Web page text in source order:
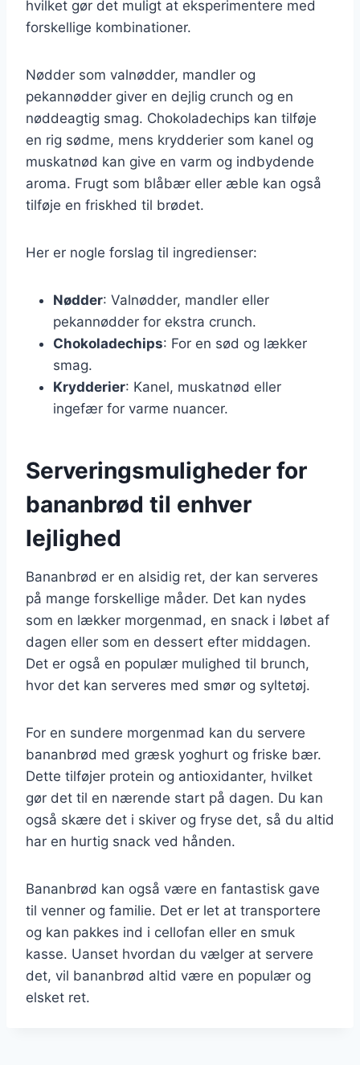
hvilket gør det muligt at eksperimentere med
forskellige kombinationer.
Nødder som valnødder, mandler og
pekannødder giver en dejlig crunch og en
nøddeagtig smag. Chokoladechips kan tilføje
en rig sødme, mens krydderier som kanel og
muskatnød kan give en varm og indbydende
aroma. Frugt som blåbær eller æble kan også
tilføje en friskhed til brødet.
Her er nogle forslag til ingredienser:
Nødder: Valnødder, mandler eller
pekannødder for ekstra crunch.
Chokoladechips: For en sød og lækker
smag.
Krydderier: Kanel, muskatnød eller
ingefær for varme nuancer.
Serveringsmuligheder for
bananbrød til enhver
lejlighed
Bananbrød er en alsidig ret, der kan serveres
på mange forskellige måder. Det kan nydes
som en lækker morgenmad, en snack i løbet af
dagen eller som en dessert efter middagen.
Det er også en populær mulighed til brunch,
hvor det kan serveres med smør og syltetøj.
For en sundere morgenmad kan du servere
bananbrød med græsk yoghurt og friske bær.
Dette tilføjer protein og antioxidanter, hvilket
gør det til en nærende start på dagen. Du kan
også skære det i skiver og fryse det, så du altid
har en hurtig snack ved hånden.
Bananbrød kan også være en fantastisk gave
til venner og familie. Det er let at transportere
og kan pakkes ind i cellofan eller en smuk
kasse. Uanset hvordan du vælger at servere
det, vil bananbrød altid være en populær og
elsket ret.